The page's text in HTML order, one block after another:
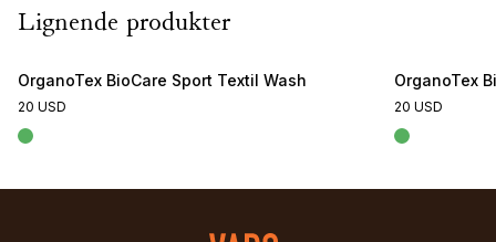
Lignende produkter
OrganoTex BioCare Sport Textil Wash
20 USD
OrganoTex
20 USD